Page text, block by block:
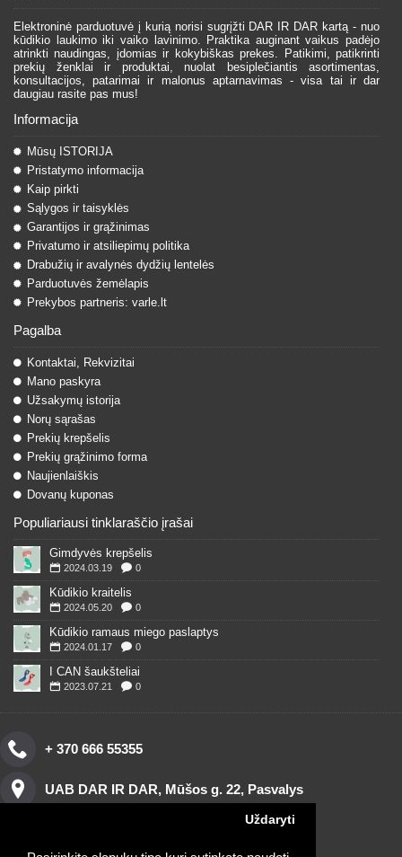
Uždaryti
Elektroninė parduotuvė į kurią norisi sugrįžti DAR IR DAR kartą - nuo
kūdikio laukimo iki vaiko lavinimo. Praktika auginant vaikus padėjo
atrinkti naudingas, įdomias ir kokybiškas prekes. Patikimi, patikrinti
prekių ženklai ir produktai, nuolat besiplečiantis asortimentas,
konsultacijos, patarimai ir malonus aptarnavimas - visa tai ir dar
daugiau rasite pas mus!
Informacija
Mūsų ISTORIJA
Pristatymo informacija
Kaip pirkti
Sąlygos ir taisyklės
Garantijos ir grąžinimas
Privatumo ir atsiliepimų politika
Drabužių ir avalynės dydžių lentelės
Parduotuvės žemėlapis
Prekybos partneris: varle.lt
Pagalba
Kontaktai, Rekvizitai
Mano paskyra
Užsakymų istorija
Norų sąrašas
Prekių krepšelis
Prekių grąžinimo forma
Naujienlaiškis
Dovanų kuponas
Populiariausi tinklaraščio įrašai
Gimdyvės krepšelis
2024.03.19 0
Kūdikio kraitelis
2024.05.20 0
Kūdikio ramaus miego paslaptys
2024.01.17 0
I CAN šaukšteliai
2023.07.21 0
+ 370 666 55355
UAB DAR IR DAR, Mūšos g. 22, Pasvalys